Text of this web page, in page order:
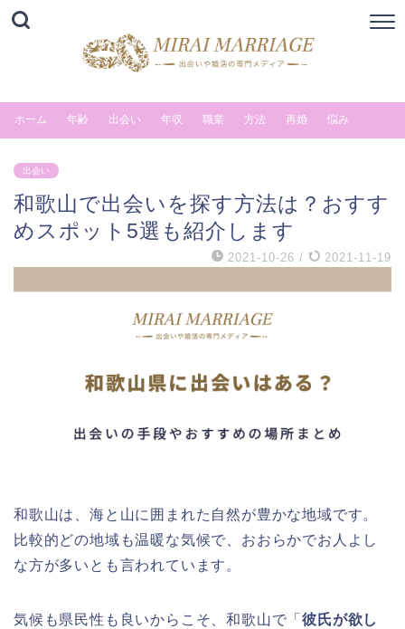
ホーム 年齢 出会い 年収 職業 方法 再婚 悩み
出会い
和歌山で出会いを探す方法は？おすす
めスポット5選も紹介します
2021-10-26 / 2021-11-19
和歌山は、海と山に囲まれた自然が豊かな地域です。
比較的どの地域も温暖な気候で、おおらかでお人よし
な方が多いとも言われています。
気候も県民性も良いからこそ、和歌山で「彼氏が欲し